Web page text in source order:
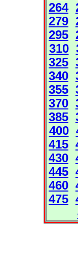
264
279
295
310
325
340
355
370
385
400
415
430
445
460
475